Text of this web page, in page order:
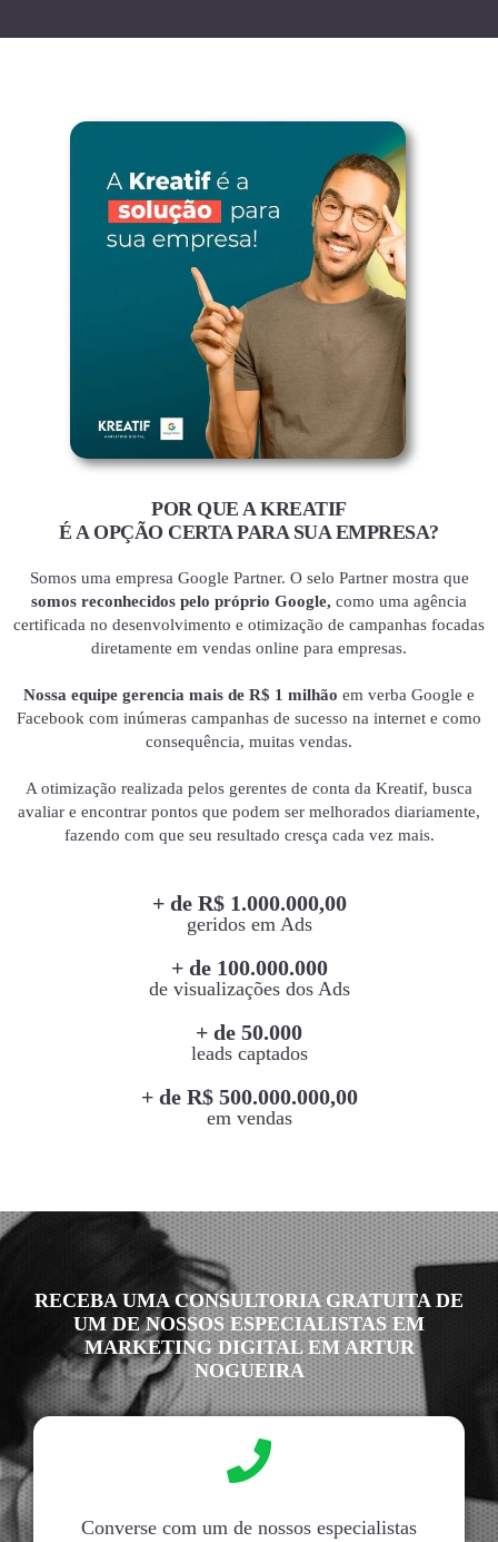
POR QUE A KREATIF
É A OPÇÃO CERTA PARA SUA EMPRESA?
Somos uma empresa Google Partner. O selo Partner mostra que
somos reconhecidos pelo próprio Google, como uma agência
certificada no desenvolvimento e otimização de campanhas focadas
diretamente em vendas online para empresas.
Nossa equipe gerencia mais de R$ 1 milhão em verba Google e
Facebook com inúmeras campanhas de sucesso na internet e como
consequência, muitas vendas.
A otimização realizada pelos gerentes de conta da Kreatif, busca
avaliar e encontrar pontos que podem ser melhorados diariamente,
fazendo com que seu resultado cresça cada vez mais.
+ de R$ 1.000.000,00
geridos em Ads
+ de 100.000.000
de visualizações dos Ads
+ de 50.000
leads captados
+ de R$ 500.000.000,00
em vendas
RECEBA UMA CONSULTORIA GRATUITA DE
UM DE NOSSOS ESPECIALISTAS EM
MARKETING DIGITAL EM ARTUR
NOGUEIRA
Converse com um de nossos especialistas